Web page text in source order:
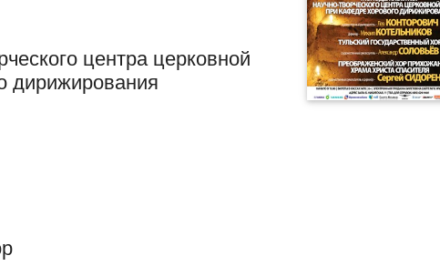
центра церковной
дирижирования